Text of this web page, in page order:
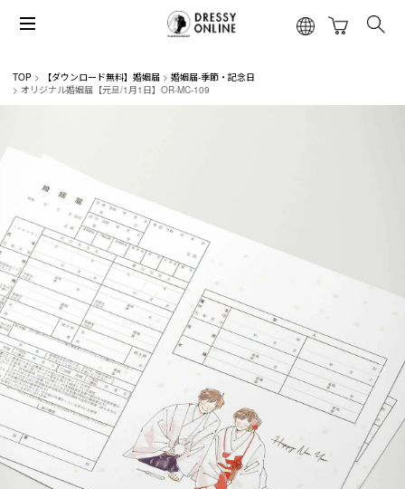
TOP 【ダウンロード無料】婚姻届
婚姻届-季節・記念日
オリジナル婚姻届【元旦/1月1日】OR-MC-109